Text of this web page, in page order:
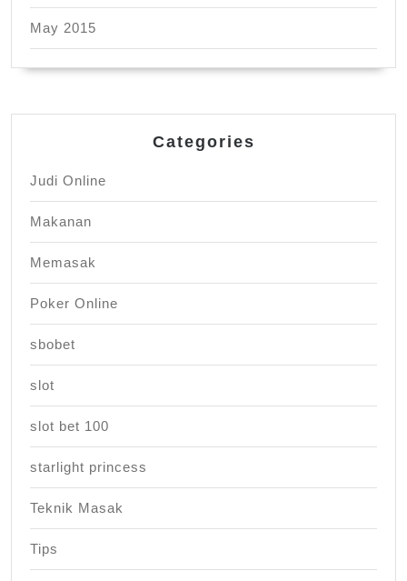
May 2015
Categories
Judi Online
Makanan
Memasak
Poker Online
sbobet
slot
slot bet 100
starlight princess
Teknik Masak
Tips